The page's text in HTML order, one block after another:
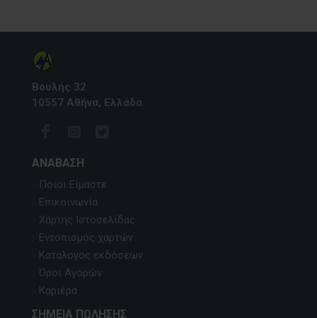
Βουλής 32
10557 Αθήνα, Ελλάδα
ΑΝΆΒΑΣΗ
Ποιοι Είμαστε
Επικοινωνία
Χάρτης Ιστοσελίδας
Εντοπισμός χαρτών
Κατάλογος εκδόσεων
Όροι Αγορών
Καριέρα
ΣΗΜΕΊΑ ΠΏΛΗΣΗΣ